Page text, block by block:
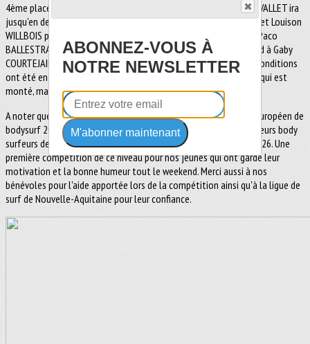
4ème place pour Gaby COURTEJAIRE en catégorie open - Charles VALLET ira
jusqu'en demi-finale dans la même catégorie - Léandro VERHILLE et Louison
WILLBOIS passeront les premières séries des espoirs le samedi - Paco
BALLESTRAT ira jusqu'en demi-finale de la même catégorie quand à Gaby
COURTEJAIRE il finira une seconde fois 4ème. Chez les filles, les conditions
ont été encore plus compliquées dans l'après-midi, avec un vent qui est
monté, mais elles ont été vaillantes sur leur série.
A noter que cette compétition était la première étape du tour européen de
bodysurf 2025. Composée de deux étapes, elle permet aux meilleurs body
surfeurs de se qualifier pour la finale mondiale qui aura lieu en 2026. Une
première compétition de ce niveau pour nos jeunes qui ont gardé leur
motivation et la bonne humeur tout le weekend. Merci aussi à nos
bénévoles pour l'aide apportée lors de la compétition ainsi qu'à la ligue de
surf de Nouvelle-Aquitaine pour leur confiance.
ABONNEZ-VOUS À
NOTRE NEWSLETTER
M'abonner maintenant